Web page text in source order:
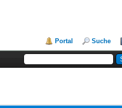
Portal Suche